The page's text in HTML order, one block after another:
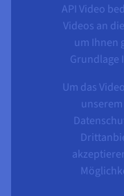
API Video
Videos an
um Ihnen
Grundlage
Um das